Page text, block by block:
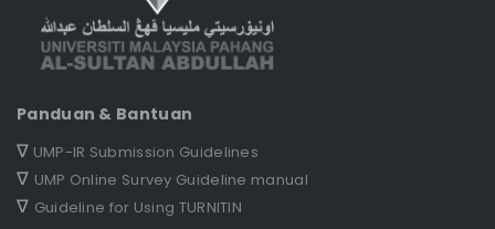
Panduan & Bantuan
∇ UMP-IR Submission Guidelines
∇ UMP Online Survey Guideline manual
∇ Guideline for Using TURNITIN